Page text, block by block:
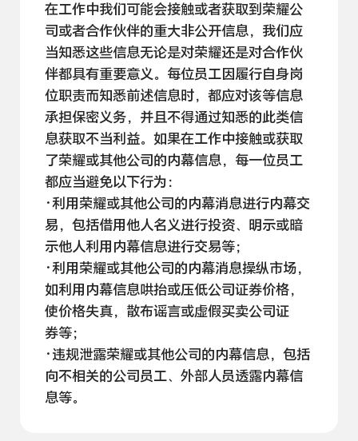
在工作中我们可能会接触或者获取到荣耀公
司或者合作伙伴的重大非公开信息，我们应
当知悉这些信息无论是对荣耀还是对合作伙
伴都具有重要意义。每位员工因履行自身岗
位职责而知悉前述信息时，都应对该等信息
承担保密义务，并且不得通过知悉的此类信
息获取不当利益。如果在工作中接触或获取
了荣耀或其他公司的内幕信息，每一位员工
都应当避免以下行为：
·利用荣耀或其他公司的内幕消息进行内幕交
易，包括借用他人名义进行投资、明示或暗
示他人利用内幕信息进行交易等；
·利用荣耀或其他公司的内幕消息操纵市场，
如利用内幕信息哄抬或压低公司证券价格，
使价格失真，散布谣言或虚假买卖公司证
券等；
·违规泄露荣耀或其他公司的内幕信息，包括
向不相关的公司员工、外部人员透露内幕信
息等。